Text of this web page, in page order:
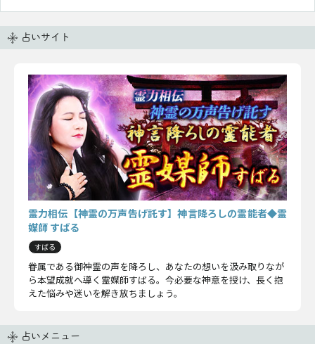
占いサイト
霊力相伝【神霊の万声告げ託す】神言降ろしの霊能者◆霊
媒師 すばる
すばる
眷属である御神霊の声を降ろし、あなたの想いを汲み取りなが
ら本望成就へ導く霊媒師すばる。今必要な神意を授け、長く抱
えた悩みや迷いを解き放ちましょう。
占いメニュー